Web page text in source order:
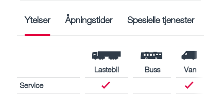
Ytelser Åpningstider Spesielle tjenester
Lastebil Buss
Van
Service